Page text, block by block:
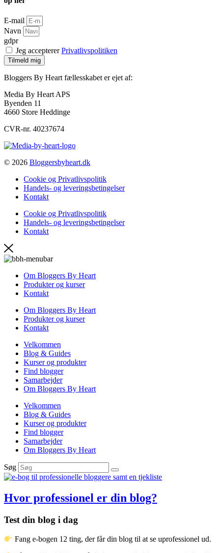
E-mail
Navn
gdpr
Jeg acceptererPrivatlivspolitiken
Tilmeld mig
Bloggers By Heart fællesskabet er ejet af:
Media By Heart APS
Byenden 11
4660 Store Heddinge
CVR-nr. 40237674
© 2026 Bloggersbyheart.dk
Cookie og Privatlivspolitik
Handels- og leveringsbetingelser
Kontakt
Cookie og Privatlivspolitik
Handels- og leveringsbetingelser
Kontakt
Om Bloggers By Heart
Produkter og kurser
Kontakt
Om Bloggers By Heart
Produkter og kurser
Kontakt
Velkommen
Blog & Guides
Kurser og produkter
Find blogger
Samarbejder
Om Bloggers By Heart
Velkommen
Blog & Guides
Kurser og produkter
Find blogger
Samarbejder
Om Bloggers By Heart
Søg
Hvor professionel er din blog?
Test din blog i dag
Fang e-bogen 12 ting, der får din blog til at se uprofessionel ud.